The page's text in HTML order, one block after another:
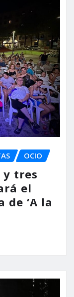
OCIO
y tres
el
de ‘A la